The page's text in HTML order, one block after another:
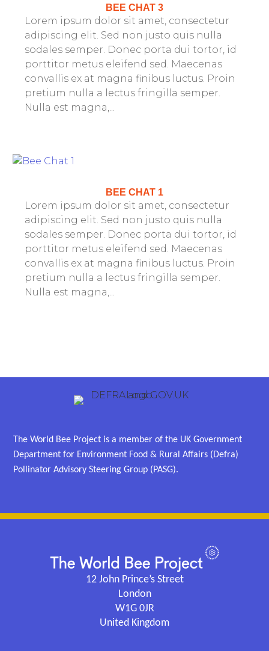
BEE CHAT 3
Lorem ipsum dolor sit amet, consectetur
adipiscing elit. Sed non justo quis nulla
sodales semper. Donec porta dui tortor, id
porttitor metus eleifend sed. Maecenas
convallis ex at magna finibus luctus. Proin
pretium nulla a lectus fringilla semper.
Nulla est magna,...
BEE CHAT 1
Lorem ipsum dolor sit amet, consectetur
adipiscing elit. Sed non justo quis nulla
sodales semper. Donec porta dui tortor, id
porttitor metus eleifend sed. Maecenas
convallis ex at magna finibus luctus. Proin
pretium nulla a lectus fringilla semper.
Nulla est magna,...
The World Bee Project is a member of the UK Government
Department for Environment Food & Rural Affairs (Defra)
Pollinator Advisory Steering Group (PASG).
12 John Prince’s Street
London
W1G 0JR
United Kingdom